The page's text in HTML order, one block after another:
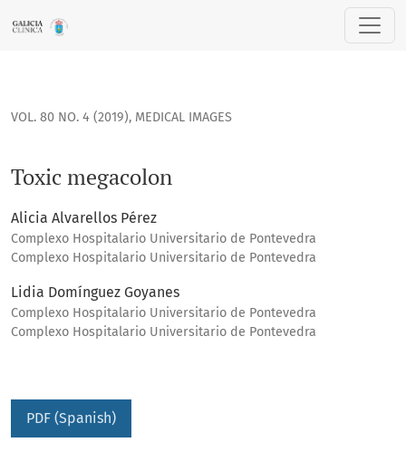
VOL. 80 NO. 4 (2019), MEDICAL IMAGES
Toxic megacolon
Alicia Alvarellos Pérez
Complexo Hospitalario Universitario de Pontevedra
Complexo Hospitalario Universitario de Pontevedra
Lidia Domínguez Goyanes
Complexo Hospitalario Universitario de Pontevedra
Complexo Hospitalario Universitario de Pontevedra
PDF (Spanish)